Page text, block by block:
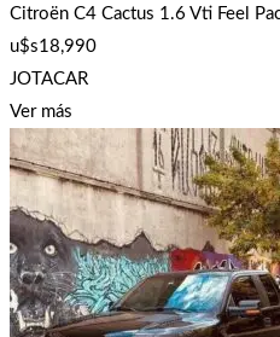
Citroën C4 Cactus 1.6 Vti Feel
u$s18,990
JOTACAR
Ver más